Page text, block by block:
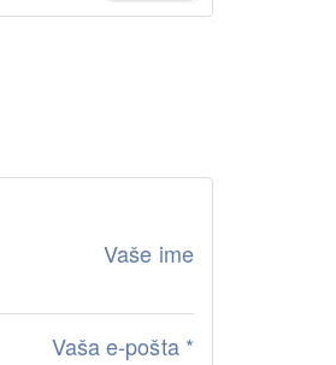
Vaše ime
Vaša e-pošta *